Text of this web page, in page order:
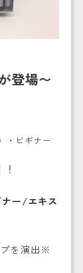
登場〜
・ビギナー
ー/エキス
を演出※